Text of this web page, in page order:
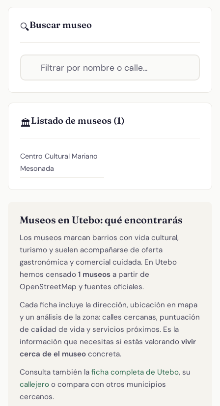
🔍Buscar museo
🏛️Listado de museos (1)
Centro Cultural Mariano
Mesonada
Museos en Utebo: qué encontrarás
Los museos marcan barrios con vida cultural,
turismo y suelen acompañarse de oferta
gastronómica y comercial cuidada. En Utebo
hemos censado 1 museos a partir de
OpenStreetMap y fuentes oficiales.
Cada ficha incluye la dirección, ubicación en mapa
y un análisis de la zona: calles cercanas, puntuación
de calidad de vida y servicios próximos. Es la
información que necesitas si estás valorando vivir
cerca de el museo concreta.
Consulta también la ficha completa de Utebo, su
callejero o compara con otros municipios
cercanos.